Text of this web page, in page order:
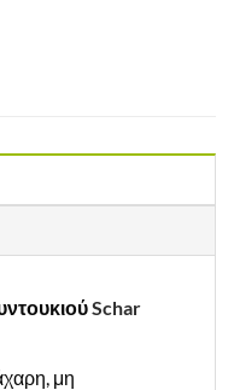
Schar
μη